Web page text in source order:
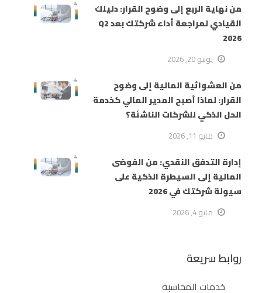
من نهاية الربع إلى وضوح القرار: دليلك
القيادي لمراجعة أداء شركتك بعد Q2
2026
يونيو 20, 2026
من العشوائية المالية إلى وضوح
القرار: لماذا أصبح المدير المالي كخدمة
الحل الذكي للشركات الناشئة؟
مايو 11, 2026
إدارة التدفق النقدي: من الفوضى
المالية إلى السيطرة الذكية على
سيولة شركتك في 2026
مايو 4, 2026
روابط سريعة
خدمات المحاسبة